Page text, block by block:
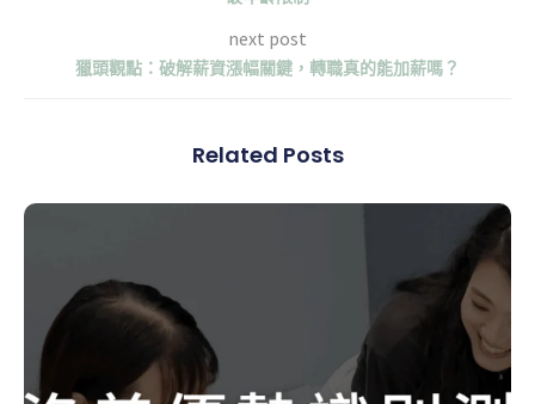
next post
獵頭觀點：破解薪資漲幅關鍵，轉職真的能加薪嗎？
Related Posts